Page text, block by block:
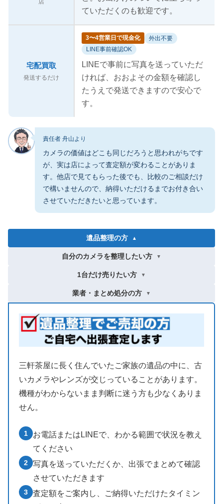
店
ていただくのも歓迎です。
宅配買取
発送するだけ
3〜4営業日で現金化
外出不要
LINE事前確認OK
LINEで事前に写真を送っていただ
ければ、おおよその金額を確認し
たうえで発送できますので安心で
す。
責任者 舟山より
カメラの価値はどこも同じだろうと思われがちです
が、実は店によって査定額が変わることがありま
す。他店で見てもらった後でも、比較のご相談だけ
で構いませんので、納得いただけるまでお付き合い
させていただきたいと思っています。
遺品整理の方 ▼
自分のカメラを整理したい方 ▼
1台だけ売りたい方 ▼
業者・まとめ処分の方 ▼
三軒茶屋に長く住んでいたご家族の遺品の中に、古
いカメラやレンズが交じっていることがあります。
機種がわからないまま判断に迷う方も少なくありま
せん。
1
お電話またはLINEで、わかる範囲で状況を教え
てください
2
写真を送っていただくか、出張でまとめて確認
させていただきます
3
査定額をご案内し、ご納得いただけたタイミン